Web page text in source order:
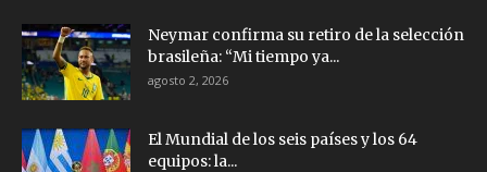
Neymar confirma su retiro de la selección
brasileña: “Mi tiempo ya...
agosto 2, 2026
El Mundial de los seis países y los 64
equipos: la...